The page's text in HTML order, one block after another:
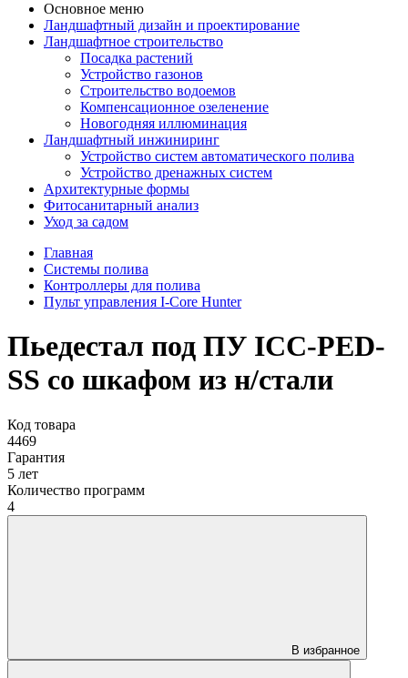
Основное меню
Ландшафтный дизайн и проектирование
Ландшафтное строительство
Посадка растений
Устройство газонов
Строительство водоемов
Компенсационное озеленение
Новогодняя иллюминация
Ландшафтный инжиниринг
Устройство систем автоматического полива
Устройство дренажных систем
Aрхитектурные формы
Фитосанитарный анализ
Уход за садом
Главная
Системы полива
Контроллеры для полива
Пульт управления I-Core Hunter
Пьедестал под ПУ ICC-PED-
SS со шкафом из н/стали
Код товара
4469
Гарантия
5 лет
Количество программ
4
В избранное